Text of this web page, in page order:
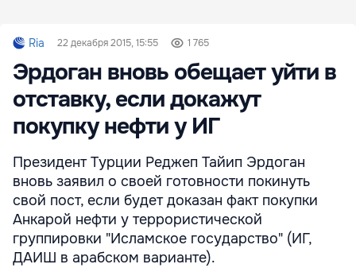
Ria 22 декабря 2015, 15:55 1 765
Эрдоган вновь обещает уйти в
отставку, если докажут
покупку нефти у ИГ
Президент Турции Реджеп Тайип Эрдоган
вновь заявил о своей готовности покинуть
свой пост, если будет доказан факт покупки
Анкарой нефти у террористической
группировки "Исламское государство" (ИГ,
ДАИШ в арабском варианте).